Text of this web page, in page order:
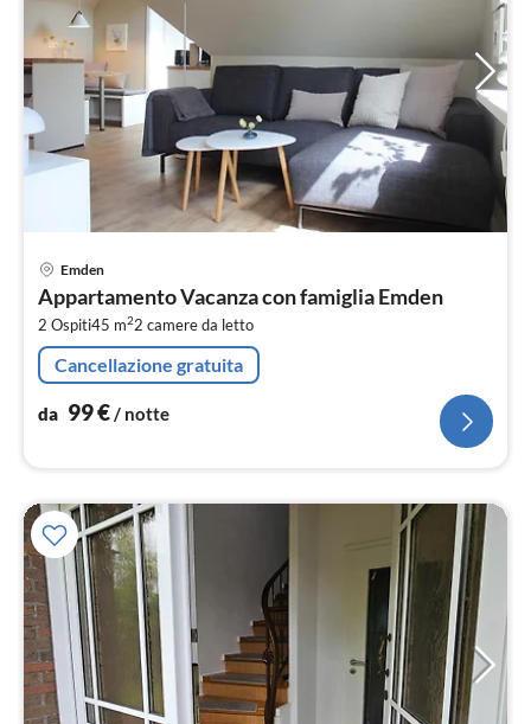
Emden
Appartamento Vacanza con famiglia Emden
2 Ospiti45 m22 camere da letto
Cancellazione gratuita
da 99€/ notte